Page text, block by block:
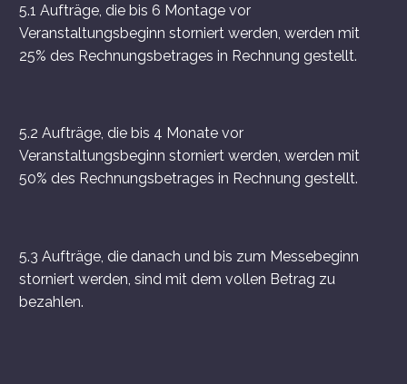
5.1 Aufträge, die bis 6 Montage vor
Veranstaltungsbeginn storniert werden, werden mit
25% des Rechnungsbetrages in Rechnung gestellt.
5.2 Aufträge, die bis 4 Monate vor
Veranstaltungsbeginn storniert werden, werden mit
50% des Rechnungsbetrages in Rechnung gestellt.
5.3 Aufträge, die danach und bis zum Messebeginn
storniert werden, sind mit dem vollen Betrag zu
bezahlen.